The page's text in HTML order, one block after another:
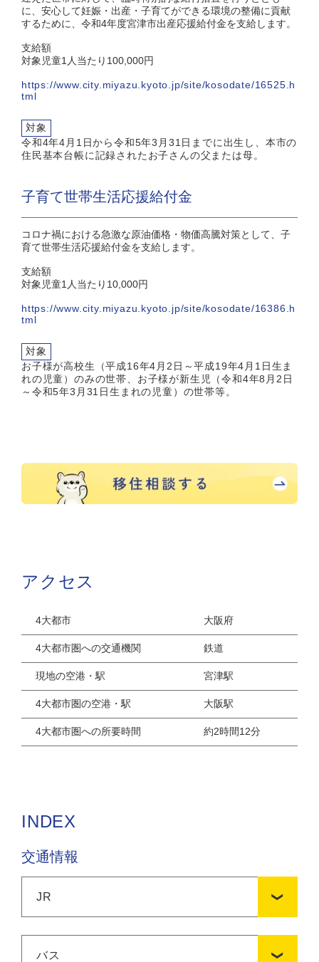
に、安心して妊娠・出産・子育てができる環境の整備に貢献
するために、令和4年度宮津市出産応援給付金を支給します。
支給額
対象児童1人当たり100,000円
https://www.city.miyazu.kyoto.jp/site/kosodate/16525.h
tml
対象
令和4年4月1日から令和5年3月31日までに出生し、本市の
住民基本台帳に記録されたお子さんの父または母。
子育て世帯生活応援給付金
コロナ禍における急激な原油価格・物価高騰対策として、子
育て世帯生活応援給付金を支給します。
支給額
対象児童1人当たり10,000円
https://www.city.miyazu.kyoto.jp/site/kosodate/16386.h
tml
対象
お子様が高校生（平成16年4月2日～平成19年4月1日生ま
れの児童）のみの世帯、お子様が新生児（令和4年8月2日
～令和5年3月31日生まれの児童）の世帯等。
アクセス
4大都市 大阪府
4大都市圏への交通機関 鉄道
現地の空港・駅 宮津駅
4大都市圏の空港・駅 大阪駅
4大都市圏への所要時間 約2時間12分
INDEX
交通情報
JR
バス